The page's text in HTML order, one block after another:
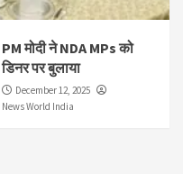
PM मोदी ने NDA MPs को
डिनर पर बुलाया
December 12, 2025
News World India